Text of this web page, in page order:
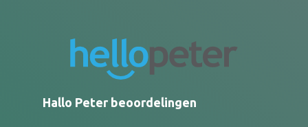
Hallo Peter beoordelingen